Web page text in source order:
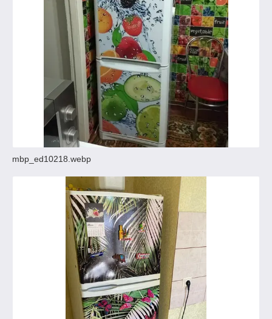
mbp_ed10218.webp